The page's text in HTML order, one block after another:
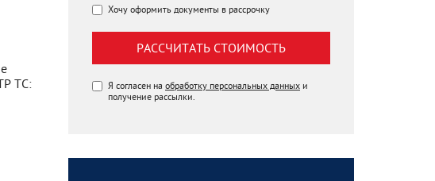
ТС:
Хочу оформить документы в рассрочку
РАССЧИТАТЬ СТОИМОСТЬ
Я согласен на обработку персональных данных и
получение рассылки.